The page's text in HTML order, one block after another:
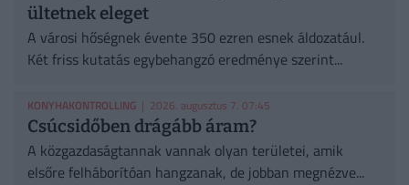
ültetnek eleget
A városi hőségnek évente 350 ezren esnek áldozatául.
Két friss kutatás egybehangzó eredménye szerint...
KONYHAKONTROLLING | 2026. augusztus 7. 07:45
Csúcsidőben drágább áram?
A közgazdaságtannak vannak olyan területei, amik
elsőre felháborítóan hangzanak, de jobban megnézve...